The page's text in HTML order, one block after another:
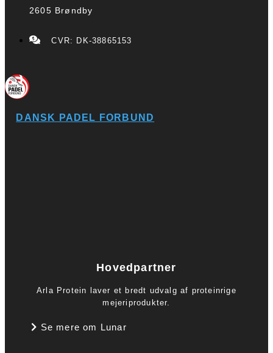
2605 Brøndby
CVR: DK-38865153
DANSK PADEL FORBUND
Hovedpartner
Arla Protein laver et bredt udvalg af proteinrige
mejeriprodukter.
Se mere om Lunar